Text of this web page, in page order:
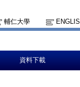
輔仁大學
資料下載